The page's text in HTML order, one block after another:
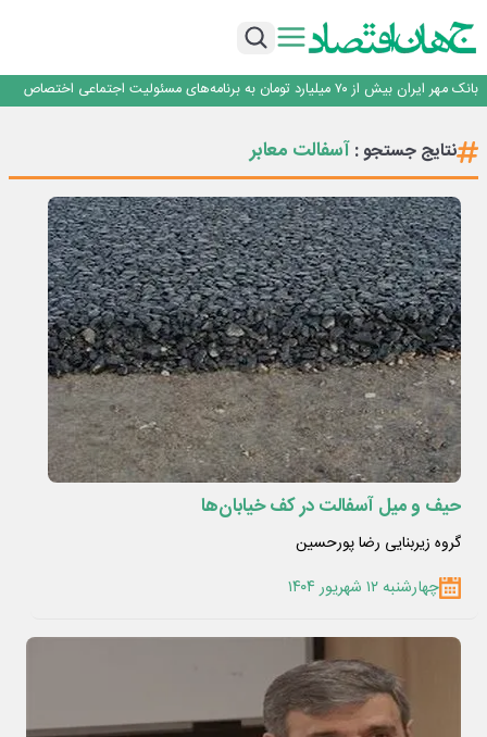
سرپرست اداره کل روابط عمومی بیمه مرکزی منصوب شد
مشتریان
بانک مهر ایران بیش از ۷۰ میلیارد تومان به برنامه‌های مسئولیت اجتماعی اختصاص
داد
پیام مدیرعامل بانک توسعه تعاون به مناسبت ۱۵ مرداد، سالروز تأسیس بانک
سرپرست اداره کل روابط عمومی بیمه مرکزی منصوب شد
مشتریان
بانک مهر ایران بیش از ۷۰ میلیارد تومان به برنامه‌های مسئولیت اجتماعی اختصاص
نتایج جستجو :آسفالت معابر
حیف و میل آسفالت در کف خیابان‌ها
گروه زیربنایی رضا پورحسین
چهارشنبه ۱۲ شهریور ۱۴۰۴